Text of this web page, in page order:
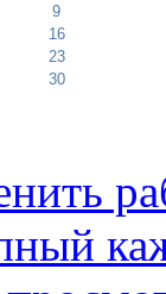
9
16
23
30